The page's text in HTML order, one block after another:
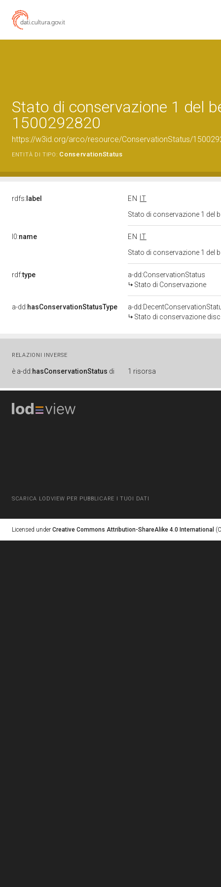
Stato di conservazione 1 del
1500292820
https://w3id.org/arco/resource/ConservationStatus/
ENTITÀ DI TIPO: ConservationStatus
rdfs: label EN
IT
Stato di conservazione 1 del
l0:name EN
IT
Stato di conservazione 1 del
rdf:type
a-dd:ConservationStatus
Stato di Conservazione
a-dd:hasConservationStatusType
a-
Stato di conservazione
RELAZIONI INVERSE
è a-dd:hasConservationStatus di 1 risorsa
SCARICA LODVIEW PER PUBBLICARE I TUOI DATI
Licensed under Creative Commons Attribution-ShareAlike 4.0 International